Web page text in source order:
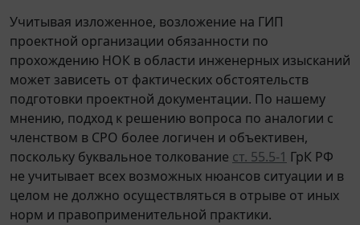
Учитывая изложенное, возложение на ГИП
проектной организации обязанности по
прохождению НОК в области инженерных изысканий
может зависеть от фактических обстоятельств
подготовки проектной документации. По нашему
мнению, подход к решению вопроса по аналогии с
членством в СРО более логичен и объективен,
поскольку буквальное толкование ст. 55.5-1 ГрК РФ
не учитывает всех возможных нюансов ситуации и в
целом не должно осуществляться в отрыве от иных
норм и правоприменительной практики.